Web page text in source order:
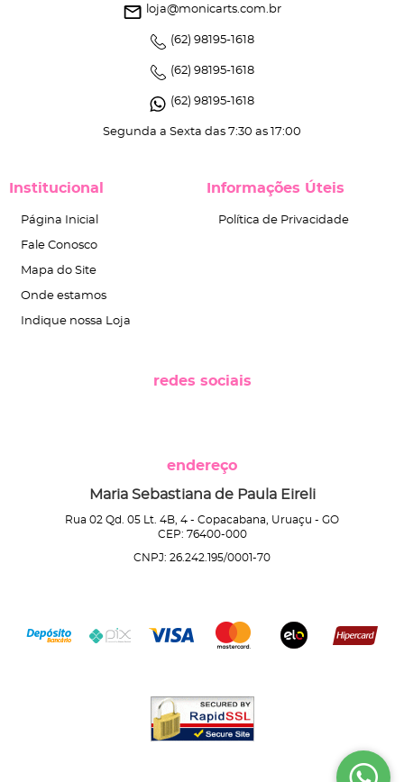
(62) 98195-1618
(62) 98195-1618
(62) 98195-1618
Segunda a Sexta das 7:30 as 17:00
loja@monicarts.com.br
Institucional
Página Inicial
Fale Conosco
Mapa do Site
Onde estamos
Indique nossa Loja
Informações Úteis
Política de Privacidade
redes sociais
endereço
Maria Sebastiana de Paula Eireli
Rua 02 Qd. 05 Lt. 4B, 4 - Copacabana, Uruaçu - GO
CEP: 76400-000
CNPJ: 26.242.195/0001-70